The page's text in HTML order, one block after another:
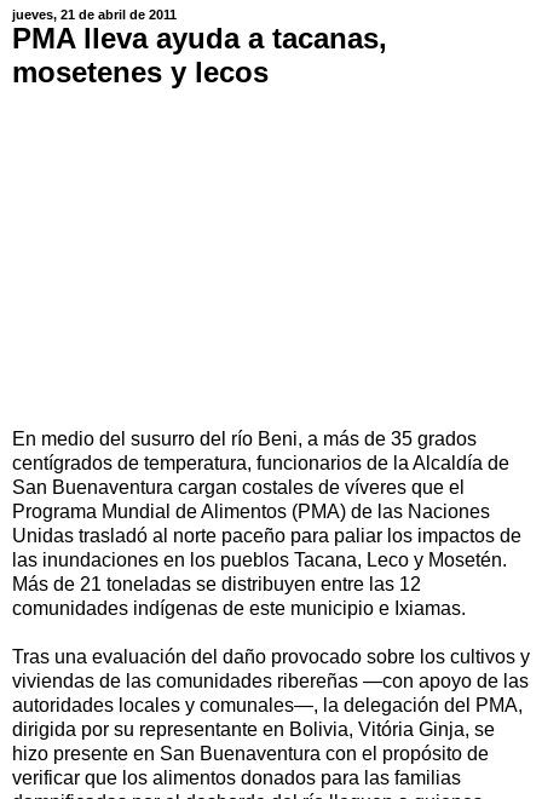
jueves, 21 de abril de 2011
PMA lleva ayuda a tacanas,
mosetenes y lecos
En medio del susurro del río Beni, a más de 35 grados
centígrados de temperatura, funcionarios de la Alcaldía de
San Buenaventura cargan costales de víveres que el
Programa Mundial de Alimentos (PMA) de las Naciones
Unidas trasladó al norte paceño para paliar los impactos de
las inundaciones en los pueblos Tacana, Leco y Mosetén.
Más de 21 toneladas se distribuyen entre las 12
comunidades indígenas de este municipio e Ixiamas.
Tras una evaluación del daño provocado sobre los cultivos y
viviendas de las comunidades ribereñas —con apoyo de las
autoridades locales y comunales—, la delegación del PMA,
dirigida por su representante en Bolivia, Vitória Ginja, se
hizo presente en San Buenaventura con el propósito de
verificar que los alimentos donados para las familias